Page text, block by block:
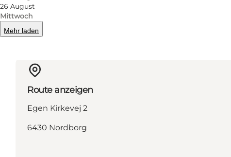
26 August
Mittwoch
Mehr laden
Route anzeigen
Egen Kirkevej 2
6430 Nordborg